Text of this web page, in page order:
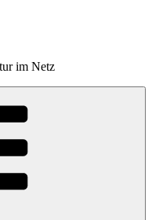
im Netz